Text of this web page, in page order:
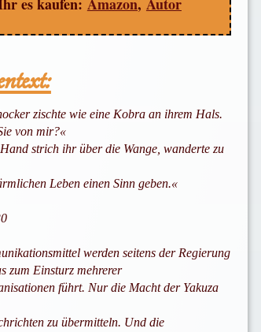
es kaufen: Amazon, Autor
zischte wie eine Kobra an ihrem Hals.
von mir?«
strich ihr über die Wange, wanderte zu
Leben einen Sinn geben.«
werden seitens der Regierung
zum Einsturz mehrerer
führt. Nur die Macht der Yakuza
zu übermitteln. Und die